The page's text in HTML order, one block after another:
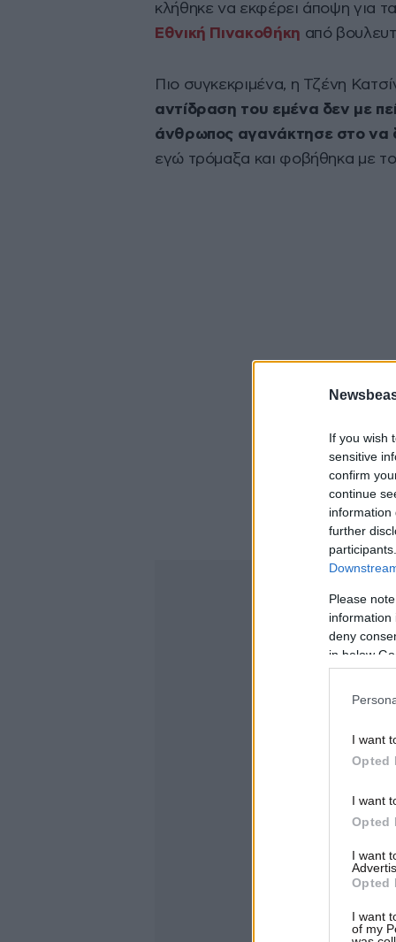
If you wish
sensitive
confirm
continue
information
further
Please
information
deny
in below
I want
Opted
I want
Opted
I want
Opted
I want
of my
κλήθηκε να εκφέρει άποψη για
Εθνική Πινακοθήκη από
Πιο συγκεκριμένα, η Τζένη
αντίδραση του εμένα δεν με
άνθρωπος αγανάκτησε στο να
εγώ τρόμαξα και φοβήθηκα με το